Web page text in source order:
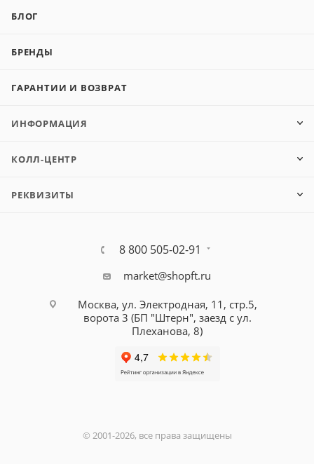
БЛОГ
БРЕНДЫ
ГАРАНТИИ И ВОЗВРАТ
ИНФОРМАЦИЯ
КОЛЛ-ЦЕНТР
РЕКВИЗИТЫ
8 800 505-02-91
market@shopft.ru
Москва, ул. Электродная, 11, стр.5,
ворота 3 (БП "Штерн", заезд с ул.
Плеханова, 8)
© 2001-2026, все права защищены